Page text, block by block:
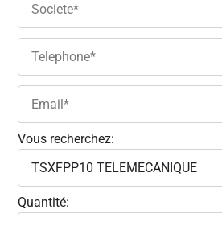
Vous recherchez:
Quantité: